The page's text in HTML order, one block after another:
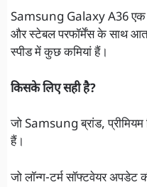
Samsung Galaxy A36 एक
और स्टेबल परफॉर्मेंस के साथ
स्पीड में कुछ कमियां हैं।
किसके लिए सही है?
जो Samsung ब्रांड,
हैं।
जो लॉन्ग-टर्म सॉफ्टवेयर